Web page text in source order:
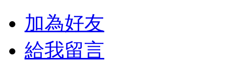
加為好友
給我留言